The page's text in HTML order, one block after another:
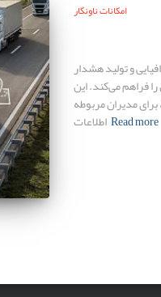
امکانات ناونگار
و تولید هشدار
فراهم می‌کند. این
مدیران مربوطه
اطلاعاتRead more